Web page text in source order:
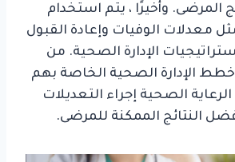
المرضى. وأخيرًا ، يتم استخدام
معدلات الوفيات وإعادة القبول
الإدارة الصحية. من
خطط الإدارة الصحية الخاصة بهم
الصحية إجراء التعديلات
النتائج الممكنة للمرضى.